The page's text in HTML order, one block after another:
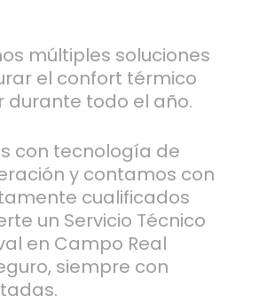
múltiples soluciones
el confort térmico
durante todo el año.
con tecnología de
y contamos con
cualificados
un Servicio Técnico
en Campo Real
siempre con